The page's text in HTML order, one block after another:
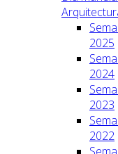
2025
2024
2023
2022